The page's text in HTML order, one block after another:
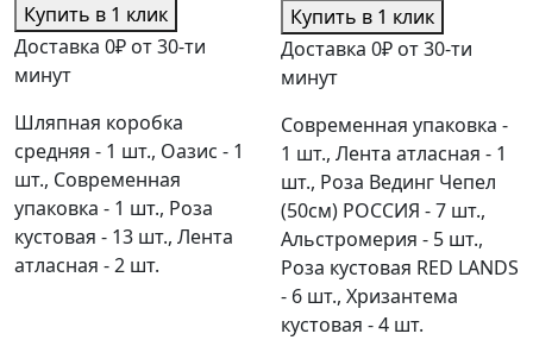
Купить в 1 клик
Доставка 0₽ от 30-ти
минут
Шляпная коробка
средняя - 1 шт., Оазис - 1
шт., Современная
упаковка - 1 шт., Роза
кустовая - 13 шт., Лента
атласная - 2 шт.
Купить в 1 клик
Доставка 0₽ от 30-ти
минут
Современная упаковка -
1 шт., Лента атласная - 1
шт., Роза Вединг Чепел
(50см) РОССИЯ - 7 шт.,
Альстромерия - 5 шт.,
Роза кустовая RED LANDS
- 6 шт., Хризантема
кустовая - 4 шт.